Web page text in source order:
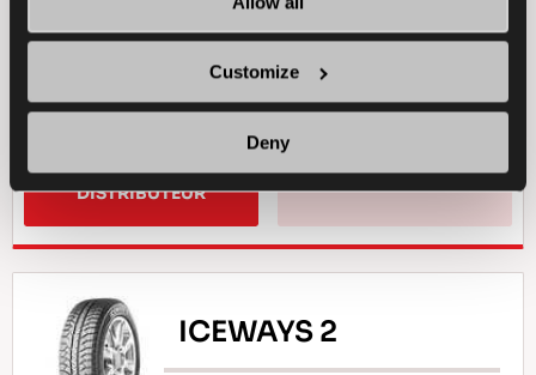
Customize
Deny
TROUVER UN
DISTRIBUTEUR
ICEWAYS 2